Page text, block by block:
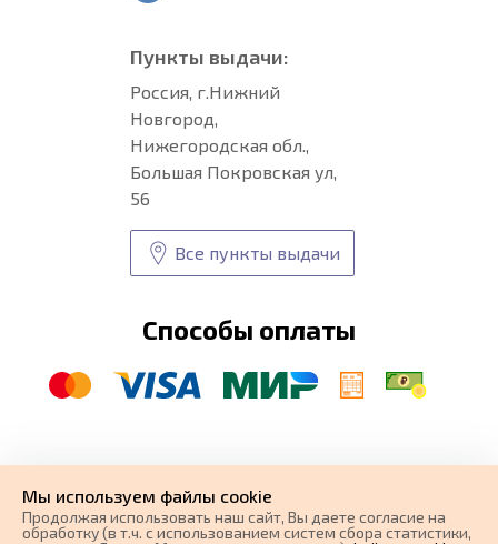
Пункты выдачи:
Россия, г.Нижний
Новгород,
Нижегородская обл.,
Большая Покровская ул,
56
Все пункты выдачи
Способы оплаты
автоковрики
разработка и
поисковое продвижение сайта
Мы используем файлы cookie
Продолжая использовать наш cайт, Вы даете согласие на
обработку (в т.ч. с использованием систем сбора статистики,